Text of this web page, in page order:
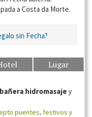
a Costa da Morte.
sin Fecha?
Lugar
hidromasajey
puentes, festivos y